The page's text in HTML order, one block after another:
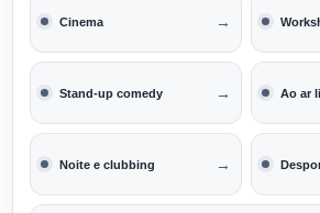
Cinema →
Stand-up comedy → Ao ar
Noite e clubbing →